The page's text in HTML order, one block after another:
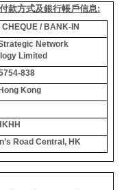
款方式及銀行帳戶信息:
CHEQUE / BANK-IN
Network
Limited
838
Kong
Road Central, HK